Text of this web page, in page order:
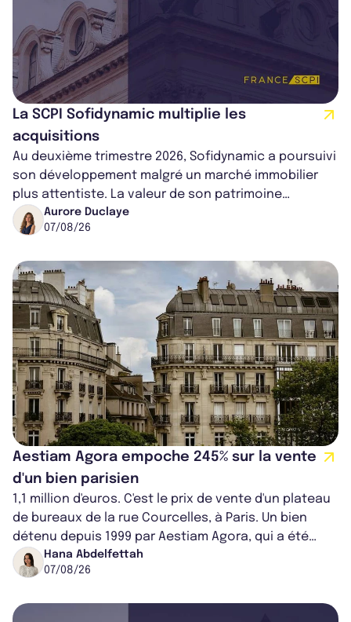
La SCPI Sofidynamic multiplie les
acquisitions
Au deuxième trimestre 2026, Sofidynamic a poursuivi
son développement malgré un marché immobilier
plus attentiste. La valeur de son patrimoine
progresse de 3,8% à périmètre constan...
Aurore Duclaye
07/08/26
Aestiam Agora empoche 245% sur la vente
d'un bien parisien
1,1 million d'euros. C'est le prix de vente d'un plateau
de bureaux de la rue Courcelles, à Paris. Un bien
détenu depuis 1999 par Aestiam Agora, qui a été
cédé avec une plus-value...
Hana Abdelfettah
07/08/26